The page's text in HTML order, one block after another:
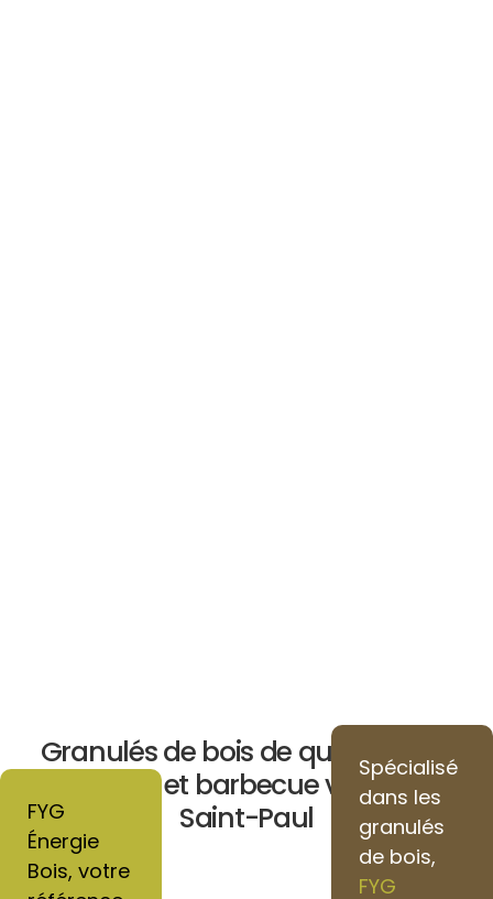
Granulés de bois de qualité pour
chauffage et barbecue vers Villers-
Saint-Paul
FYG
Énergie
Bois, votre
Spécialisé
dans les
granulés
de bois,
FYG